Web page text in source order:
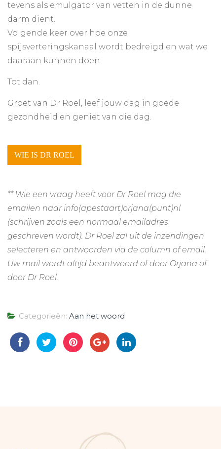
tevens als emulgator van vetten in de dunne
darm dient.
Volgende keer over hoe onze
spijsverteringskanaal wordt bedreigd en wat we
daaraan kunnen doen.
Tot dan.
Groet van Dr Roel, leef jouw dag in goede
gezondheid en geniet van die dag.
** Wie een vraag heeft voor Dr Roel mag die
emailen naar info(apestaart)orjana(punt)nl
(schrijven zoals een normaal emailadres
geschreven wordt). Dr Roel zal uit de inzendingen
selecteren en antwoorden via de column of email.
Uw mail wordt altijd beantwoord of door Orjana of
door Dr Roel.
Categorieën: Aan het woord